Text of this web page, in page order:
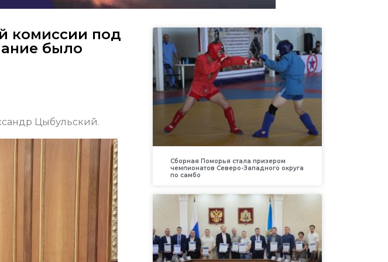
комиссии под
было
Цыбульский.
Сборная Поморья стала призером
чемпионатов Северо-Западного округа
по самбо